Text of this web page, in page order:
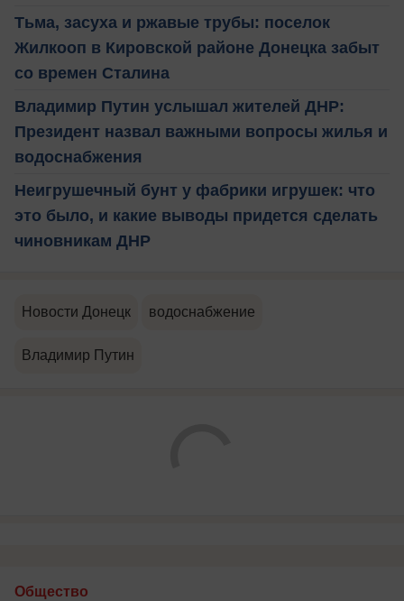
Тьма, засуха и ржавые трубы: поселок
Жилкооп в Кировской районе Донецка забыт
со времен Сталина
Владимир Путин услышал жителей ДНР:
Президент назвал важными вопросы жилья и
водоснабжения
Неигрушечный бунт у фабрики игрушек: что
это было, и какие выводы придется сделать
чиновникам ДНР
Новости Донецк водоснабжение
Владимир Путин
Общество